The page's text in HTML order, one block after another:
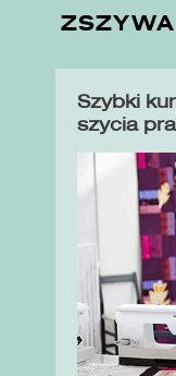
Szybki
szycia